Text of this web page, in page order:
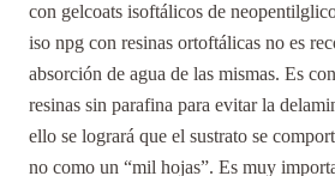
con gelcoats isoftálicos de
iso npg con resinas ortoftálicas no es
absorción de agua de las mismas. Es
resinas sin parafina para evitar la
ello se logrará que el sustrato se
no como un “mil hojas”. Es muy